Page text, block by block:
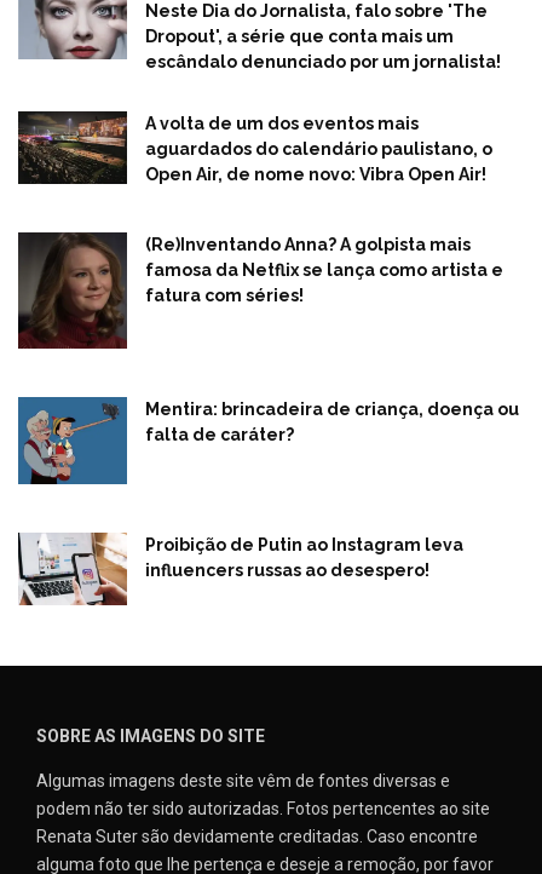
Neste Dia do Jornalista, falo sobre 'The
Dropout', a série que conta mais um
escândalo denunciado por um jornalista!
A volta de um dos eventos mais
aguardados do calendário paulistano, o
Open Air, de nome novo: Vibra Open Air!
(Re)Inventando Anna? A golpista mais
famosa da Netflix se lança como artista e
fatura com séries!
Mentira: brincadeira de criança, doença ou
falta de caráter?
Proibição de Putin ao Instagram leva
influencers russas ao desespero!
SOBRE AS IMAGENS DO SITE
Algumas imagens deste site vêm de fontes diversas e
podem não ter sido autorizadas. Fotos pertencentes ao site
Renata Suter são devidamente creditadas. Caso encontre
alguma foto que lhe pertença e deseje a remoção, por favor